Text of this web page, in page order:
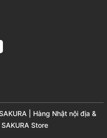
| Hàng Nhật nội địa &
Store